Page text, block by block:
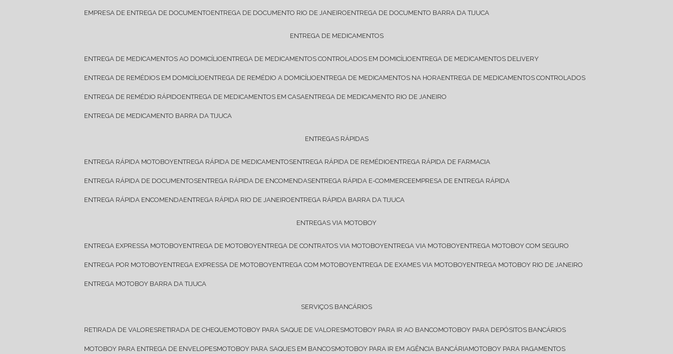
EMPRESA DE ENTREGA DE DOCUMENTO ENTREGA DE DOCUMENTO RIO DE JANEIRO ENTREGA DE DOCUMENTO BARRA DA TIJUCA
ENTREGA DE MEDICAMENTOS
ENTREGA DE MEDICAMENTOS AO DOMICÍLIO ENTREGA DE MEDICAMENTOS CONTROLADOS EM DOMICÍLIO ENTREGA DE MEDICAMENTOS DELIVERY
ENTREGA DE REMÉDIOS EM DOMICÍLIO ENTREGA DE REMÉDIO A DOMICÍLIO ENTREGA DE MEDICAMENTOS NA HORA ENTREGA DE MEDICAMENTOS CONTROLADOS
ENTREGA DE REMÉDIO RÁPIDO ENTREGA DE MEDICAMENTOS EM CASA ENTREGA DE MEDICAMENTO RIO DE JANEIRO
ENTREGA DE MEDICAMENTO BARRA DA TIJUCA
ENTREGAS RÁPIDAS
ENTREGA RÁPIDA MOTOBOY ENTREGA RÁPIDA DE MEDICAMENTOS ENTREGA RÁPIDA DE REMÉDIO ENTREGA RÁPIDA DE FARMACIA
ENTREGA RÁPIDA DE DOCUMENTOS ENTREGA RÁPIDA DE ENCOMENDAS ENTREGA RÁPIDA E-COMMERCE EMPRESA DE ENTREGA RÁPIDA
ENTREGA RÁPIDA ENCOMENDA ENTREGA RÁPIDA RIO DE JANEIRO ENTREGA RÁPIDA BARRA DA TIJUCA
ENTREGAS VIA MOTOBOY
ENTREGA EXPRESSA MOTOBOY ENTREGA DE MOTOBOY ENTREGA DE CONTRATOS VIA MOTOBOY ENTREGA VIA MOTOBOY ENTREGA MOTOBOY COM SEGURO
ENTREGA POR MOTOBOY ENTREGA EXPRESSA DE MOTOBOY ENTREGA COM MOTOBOY ENTREGA DE EXAMES VIA MOTOBOY ENTREGA MOTOBOY RIO DE JANEIRO
ENTREGA MOTOBOY BARRA DA TIJUCA
SERVIÇOS BANCÁRIOS
RETIRADA DE VALORES RETIRADA DE CHEQUE MOTOBOY PARA SAQUE DE VALORES MOTOBOY PARA IR AO BANCO MOTOBOY PARA DEPÓSITOS BANCÁRIOS
MOTOBOY PARA ENTREGA DE ENVELOPES MOTOBOY PARA SAQUES EM BANCOS MOTOBOY PARA IR EM AGÊNCIA BANCÁRIA MOTOBOY PARA PAGAMENTOS